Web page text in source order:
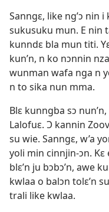
Sanngɛ, like ng’ɔ nin
sukusuku mun. E nin
kunndɛ bla mun titi.
kun’n, n ko nɔnnin
wunman wafa nga n
n to sika nun mma.
Blɛ kunngba sɔ
Lalofuɛ. Ɔ kannin
su wie. Sanngɛ, w’a
yoli min cinnjin-ɔn. Kɛ
blɛ’n ju bɔbɔ’n, awe
kwlaa o balɔn tolɛ’n
trali like kwlaa.